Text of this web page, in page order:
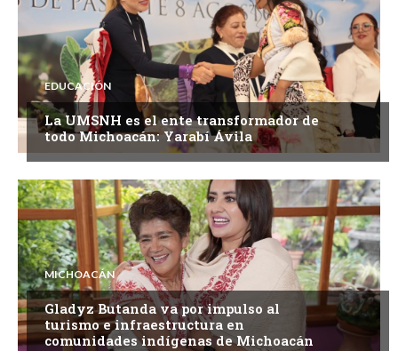
EDUCACIÓN
La UMSNH es el ente transformador de
todo Michoacán: Yarabí Ávila
MICHOACÁN
Gladyz Butanda va por impulso al
turismo e infraestructura en
comunidades indígenas de Michoacán